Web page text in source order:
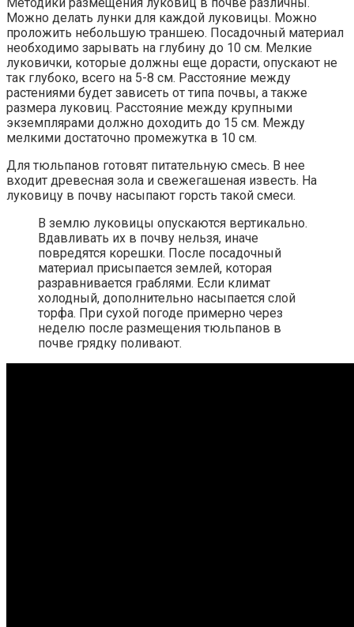
Можно делать лунки для каждой луковицы. Можно
проложить небольшую траншею. Посадочный материал
необходимо зарывать на глубину до 10 см. Мелкие
луковички, которые должны еще дорасти, опускают не
так глубоко, всего на 5-8 см. Расстояние между
растениями будет зависеть от типа почвы, а также
размера луковиц. Расстояние между крупными
экземплярами должно доходить до 15 см. Между
мелкими достаточно промежутка в 10 см.
Для тюльпанов готовят питательную смесь. В нее
входит древесная зола и свежегашеная известь. На
луковицу в почву насыпают горсть такой смеси.
В землю луковицы опускаются вертикально.
Вдавливать их в почву нельзя, иначе
повредятся корешки. После посадочный
материал присыпается землей, которая
разравнивается граблями. Если климат
холодный, дополнительно насыпается слой
торфа. При сухой погоде примерно через
неделю после размещения тюльпанов в
почве грядку поливают.